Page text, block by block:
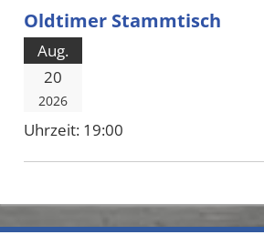
Oldtimer Stammtisch
Aug.
20
2026
Uhrzeit: 19:00